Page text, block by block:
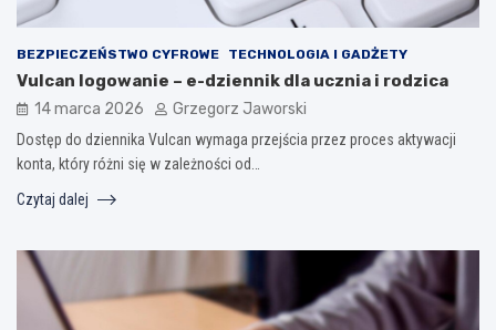
BEZPIECZEŃSTWO CYFROWE TECHNOLOGIA I GADŻETY
Vulcan logowanie – e-dziennik dla ucznia i rodzica
14 marca 2026 Grzegorz Jaworski
Dostęp do dziennika Vulcan wymaga przejścia przez proces aktywacji
konta, który różni się w zależności od…
Czytaj dalej